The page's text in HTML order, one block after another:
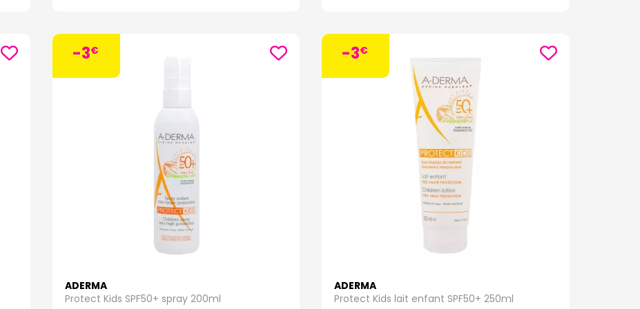
sensibles. Profitez d'une peau apaisée et confortable avec Dermalibour+ !
La gamme Exomega d'A-Derma
est spécialement conçue pour répondre aux besoins des peaux atopiques, sujettes aux
irritations, aux démangeaisons et à la sécheresse cutanée. La gamme comprend différents produits phares tels que :
Cette crème émolliente est formulée pour réduire la sécheresse cutanée et apaiser
les sensations de démangeaisons chez les bébés, les enfants et les adultes. Sa formule contient de l'extrait d'Avoine Rhealba®
apaisant et de la filaxérine, un actif qui aide à restaurer la barrière cutanée.
A derma:Ce lait émollient est idéal pour hydrater et apaiser les peaux atopiques au quotidien.
Sa texture légère pénètre rapidement dans la peau sans laisser de film gras. Il aide à restaurer la barrière cutanée grâce à la
présence d'extrait d'Avoine Rhealba® et de filaxérine.
Exomega Control Gel nettoyant émollientA derma
Ce gel nettoyant doux nettoie en douceur la peau sans l'agresser ni la
dessécher. Il est adapté à un usage quotidien pour les peaux atopiques. Sa formule contient également de l'extrait d'Avoine
Rhealba® et de la filaxérine pour apaiser et protéger la peau.
- Exomega Control Huile nettoyante émollienteA derma
atopiques, même les plus sèches et les plus sensibles. Elle nettoie en douceur tout en préservant le film hydrolipidique de la peau.
Elle contient également de l'extrait d'Avoine Rhealba® pour apaiser et adoucir la peau.
- Exomega Control Baume émollient A derma : Ce baume riche et nourrissant est idéal pour les zones très sèches et irritées de la
peau. Il apaise les sensations de démangeaisons et de tiraillement tout en hydratant intensément. Sa formule contient de l'extrait
d'Avoine Rhealba® et de la vitamine B3 pour renforcer la barrière cutanée.
-3€
ADERMA
Protect Kids SPF50+ spray 200ml
-3€
ADERMA
Protect Kids lait enfant SPF50+ 250ml